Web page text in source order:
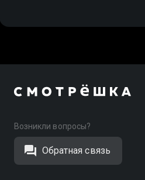
Возникли вопросы?
Обратная связь